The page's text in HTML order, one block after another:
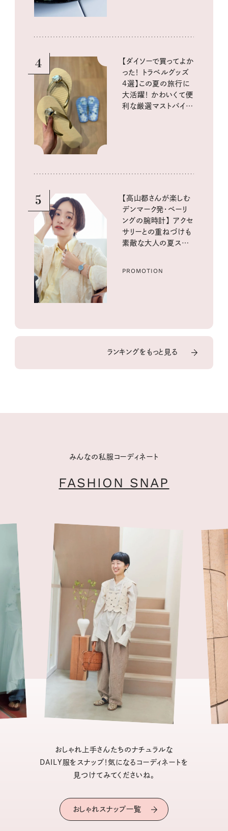
4
【ダイソーで買ってよか
った！ トラベルグッズ
4選】この夏の旅行に
大活躍！ かわいくて便
利な厳選マストバイア
5
【高山都さんが楽しむ
デンマーク発・ベーリ
ングの腕時計】 アクセ
サリーとの重ねづけも
素敵な大人の夏スタイ
PROMOTION
ランキングをもっと見る
みんなの私服コーディネート
FASHION SNAP
おしゃれ上手さんたちのナチュラルな
DAILY服をスナップ！気になるコーディネートを
見つけてみてくださいね。
おしゃれスナップ一覧